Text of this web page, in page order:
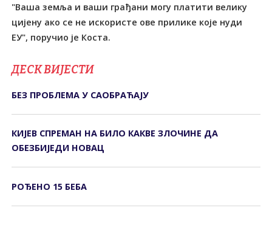
"Ваша земља и ваши грађани могу платити велику
цијену ако се не искористе ове прилике које нуди
ЕУ", поручио је Коста.
ДЕСК ВИЈЕСТИ
БЕЗ ПРОБЛЕМА У САОБРАЋАЈУ
КИЈЕВ СПРЕМАН НА БИЛО КАКВЕ ЗЛОЧИНЕ ДА
ОБЕЗБИЈЕДИ НОВАЦ
РОЂЕНО 15 БЕБА